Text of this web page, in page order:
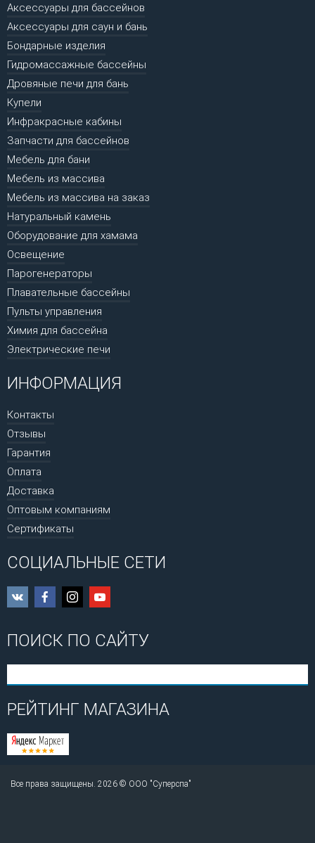
Аксессуары для бассейнов
Аксессуары для саун и бань
Бондарные изделия
Гидромассажные бассейны
Дровяные печи для бань
Купели
Инфракрасные кабины
Запчасти для бассейнов
Мебель для бани
Мебель из массива
Мебель из массива на заказ
Натуральный камень
Оборудование для хамама
Освещение
Парогенераторы
Плавательные бассейны
Пульты управления
Химия для бассейна
Электрические печи
ИНФОРМАЦИЯ
Контакты
Отзывы
Гарантия
Оплата
Доставка
Оптовым компаниям
Сертификаты
СОЦИАЛЬНЫЕ СЕТИ
ПОИСК ПО САЙТУ
РЕЙТИНГ МАГАЗИНА
Все права защищены. 2026 © ООО "Суперспа"